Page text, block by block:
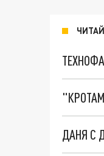
ДАНЯ С